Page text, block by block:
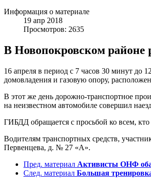
Информация о материале
19 апр 2018
Просмотров: 2635
В Новопокровском
16 апреля в период с 7 часов 30 минут до
домовладения и газовую опору,
В этот же день дорожно-транспортное
на неизвестном автомобиле совершил
ГИБДД обращается с просьбой ко всем,
Водителям транспортных средств,
Первенцева, д. № 27 «А».
Пред. материал Активисты ОНФ
След. материал Большая